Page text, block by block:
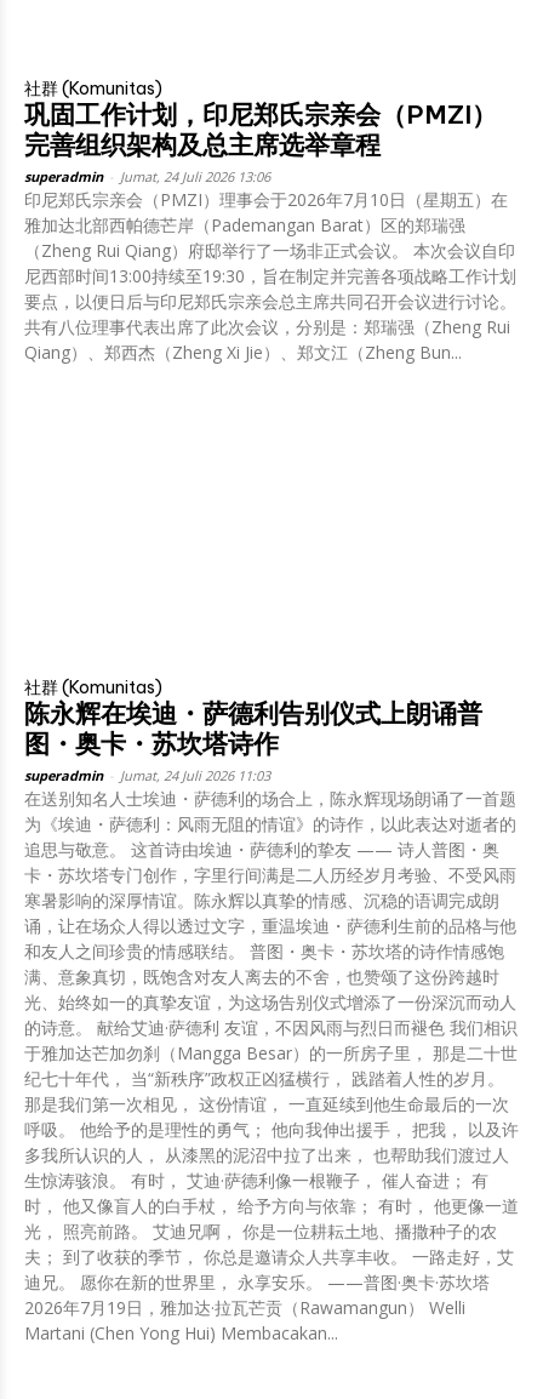
社群 (Komunitas)
巩固工作计划，印尼郑氏宗亲会（PMZI）
完善组织架构及总主席选举章程
superadmin Jumat, 24 Juli 2026 13:06
印尼郑氏宗亲会（PMZI）理事会于2026年7月10日（星期五）在
雅加达北部西帕德芒岸（Pademangan Barat）区的郑瑞强
（Zheng Rui Qiang）府邸举行了一场非正式会议。 本次会议自印
尼西部时间13:00持续至19:30，旨在制定并完善各项战略工作计划
要点，以便日后与印尼郑氏宗亲会总主席共同召开会议进行讨论。
共有八位理事代表出席了此次会议，分别是：郑瑞强（Zheng Rui
Qiang）、郑西杰（Zheng Xi Jie）、郑文江（Zheng Bun...
社群 (Komunitas)
陈永辉在埃迪・萨德利告别仪式上朗诵普
图・奥卡・苏坎塔诗作
superadmin Jumat, 24 Juli 2026 11:03
在送别知名人士埃迪・萨德利的场合上，陈永辉现场朗诵了一首题
为《埃迪・萨德利：风雨无阻的情谊》的诗作，以此表达对逝者的
追思与敬意。 这首诗由埃迪・萨德利的挚友 —— 诗人普图・奥
卡・苏坎塔专门创作，字里行间满是二人历经岁月考验、不受风雨
寒暑影响的深厚情谊。陈永辉以真挚的情感、沉稳的语调完成朗
诵，让在场众人得以透过文字，重温埃迪・萨德利生前的品格与他
和友人之间珍贵的情感联结。 普图・奥卡・苏坎塔的诗作情感饱
满、意象真切，既饱含对友人离去的不舍，也赞颂了这份跨越时
光、始终如一的真挚友谊，为这场告别仪式增添了一份深沉而动人
的诗意。 献给艾迪·萨德利 友谊，不因风雨与烈日而褪色 我们相识
于雅加达芒加勿刹（Mangga Besar）的一所房子里， 那是二十世
纪七十年代， 当“新秩序”政权正凶猛横行， 践踏着人性的岁月。
那是我们第一次相见， 这份情谊， 一直延续到他生命最后的一次
呼吸。 他给予的是理性的勇气； 他向我伸出援手， 把我， 以及许
多我所认识的人， 从漆黑的泥沼中拉了出来， 也帮助我们渡过人
生惊涛骇浪。 有时， 艾迪·萨德利像一根鞭子， 催人奋进； 有
时， 他又像盲人的白手杖， 给予方向与依靠； 有时， 他更像一道
光， 照亮前路。 艾迪兄啊， 你是一位耕耘土地、播撒种子的农
夫； 到了收获的季节， 你总是邀请众人共享丰收。 一路走好，艾
迪兄。 愿你在新的世界里， 永享安乐。 ——普图·奥卡·苏坎塔
2026年7月19日，雅加达·拉瓦芒贡（Rawamangun） Welli
Martani (Chen Yong Hui) Membacakan...